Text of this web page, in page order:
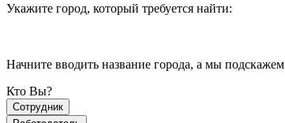
Укажите город, который требуется найти:
Начните вводить название города, а мы подскажем
Кто Вы?
Сотрудник